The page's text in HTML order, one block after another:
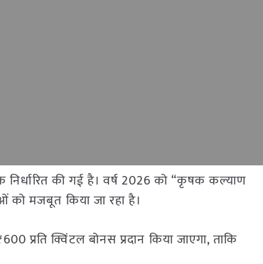
की गई है। वर्ष 2026 को “कृषक कल्याण
को मजबूत किया जा रहा है।
प्रति क्विंटल बोनस प्रदान किया जाएगा, ताकि